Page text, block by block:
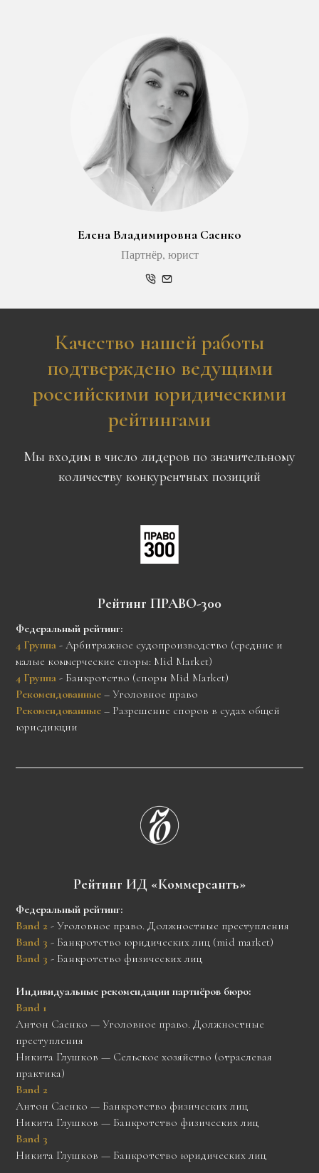
Елена Владимировна Саенко
Партнёр, юрист
Качество нашей работы
подтверждено ведущими
российскими юридическими
рейтингами
Мы входим в число лидеров по значительному
количеству конкурентных позиций
Рейтинг ПРАВО-300
Федеральный рейтинг:
4 Группа - Арбитражное судопроизводство (средние и
малые коммерческие споры: Mid Market)
4 Группа - Банкротство (споры Mid Market)
Рекомендованные – Уголовное право
Рекомендованные – Разрешение споров в судах общей
юрисдикции
Рейтинг ИД «Коммерсантъ»
Федеральный рейтинг:
Band 2 - Уголовное право. Должностные преступления
Band 3- Банкротство юридических лиц (mid market)
Band 3 - Банкротство физических лиц
Индивидуальные рекомендации партнёров бюро:
Band 1
Антон Саенко — Уголовное право. Должностные
преступления
Никита Глушков — Сельское хозяйство (отраслевая
практика)
Band 2
Антон Саенко — Банкротство физических лиц
Никита Глушков — Банкротство физических лиц
Band 3
Никита Глушков — Банкротство юридических лиц